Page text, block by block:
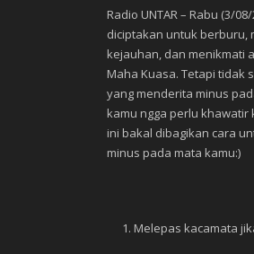
Radio UNTAR – Rabu (3/
diciptakan untuk berburu,
kejauhan, dan menikmati
Maha Kuasa. Tetapi tidak
yang menderita minus
kamu ngga perlu
ini bakal dibagikan cara
minus pada mata kamu:)
Melepas kacamata